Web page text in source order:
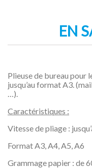
EN
Plieuse de bureau pour
jusqu’au format A3.
…).
Caractéristiques :
Vitesse de pliage :
Format A3, A4, A5, A6
Grammage papier : de